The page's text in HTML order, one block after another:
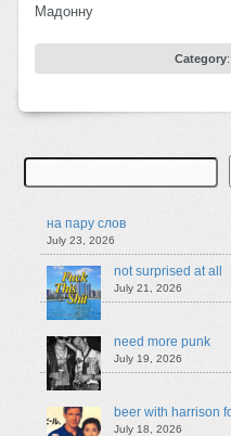
Мадонну
Category:
Search
на пару слов
July 23, 2026
not surprised at all
July 21, 2026
need more punk
July 19, 2026
beer with harrison
July 18, 2026